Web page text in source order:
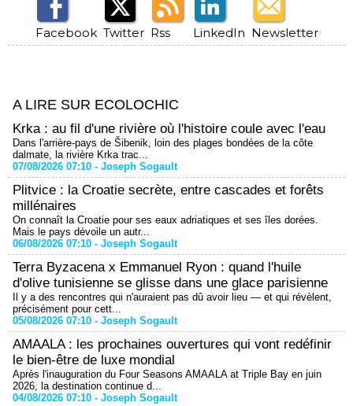
Facebook Twitter Rss LinkedIn Newsletter
A LIRE SUR ECOLOCHIC
Krka : au fil d'une rivière où l'histoire coule avec l'eau
Dans l'arrière-pays de Šibenik, loin des plages bondées de la côte
dalmate, la rivière Krka trac...
07/08/2026 07:10 - Joseph Sogault
Plitvice : la Croatie secrète, entre cascades et forêts
millénaires
On connaît la Croatie pour ses eaux adriatiques et ses îles dorées.
Mais le pays dévoile un autr...
06/08/2026 07:10 - Joseph Sogault
Terra Byzacena x Emmanuel Ryon : quand l'huile
d'olive tunisienne se glisse dans une glace parisienne
Il y a des rencontres qui n'auraient pas dû avoir lieu — et qui révèlent,
précisément pour cett...
05/08/2026 07:10 - Joseph Sogault
AMAALA : les prochaines ouvertures qui vont redéfinir
le bien-être de luxe mondial
Après l'inauguration du Four Seasons AMAALA at Triple Bay en juin
2026, la destination continue d...
04/08/2026 07:10 - Joseph Sogault